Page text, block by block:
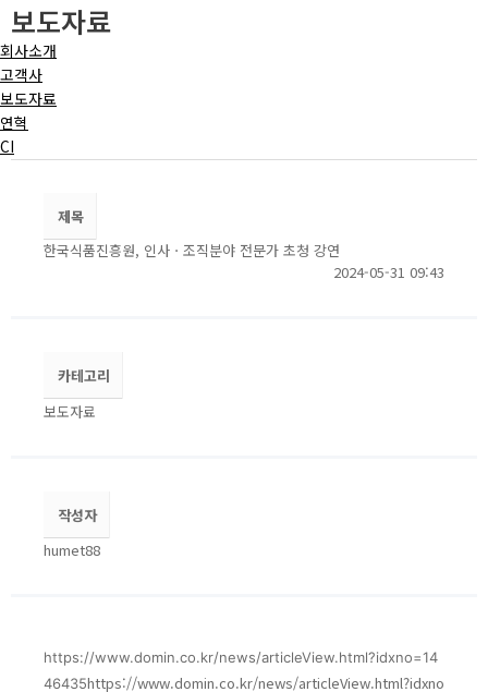
보도자료
회사소개
고객사
보도자료
연혁
CI
제목
한국식품진흥원, 인사ㆍ조직분야 전문가 초청 강연
2024-05-31 09:43
카테고리
보도자료
작성자
humet88
https://www.domin.co.kr/news/articleView.html?idxno=14
46435https://www.domin.co.kr/news/articleView.html?idxno